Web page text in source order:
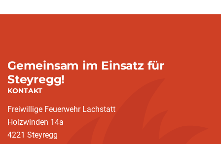
Gemeinsam im Einsatz für
Steyregg!
KONTAKT
Freiwillige Feuerwehr Lachstatt
Holzwinden 14a
4221 Steyregg